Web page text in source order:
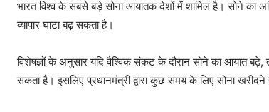
भारत विश्व के सबसे बड़े सोना आयातक देशों में शामिल है। सोने का
व्यापार घाटा बढ़ सकता है।
विशेषज्ञों के अनुसार यदि वैश्विक संकट के दौरान सोने का आयात
सकता है। इसलिए प्रधानमंत्री द्वारा कुछ समय के लिए सोना